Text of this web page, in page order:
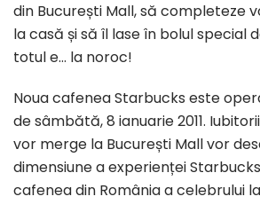
din București Mall, să completeze
la casă și să îl lase în bolul special
totul e… la noroc!
Noua cafenea Starbucks este
de sâmbătă, 8 ianuarie 2011.
vor merge la București Mall vor
dimensiune a experienței
cafenea din România a celebrului